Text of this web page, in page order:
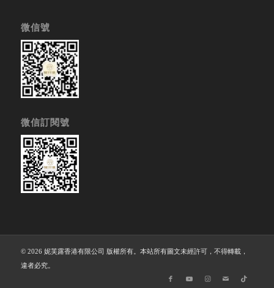
微信號
微信訂閱號
© 2026 妮芙露香港有限公司 版權所有。本站所有圖文未經許可，不得轉載，
違者必究。